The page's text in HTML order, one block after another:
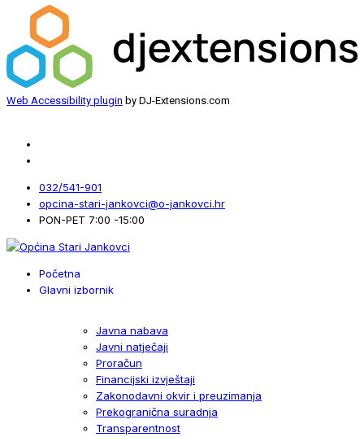
Web Accessibility plugin by DJ-Extensions.com
032/541-901
opcina-stari-jankovci@o-jankovci.hr
PON-PET 7:00 -15:00
Početna
Glavni izbornik
Javna nabava
Javni natječaji
Proračun
Financijski izvještaji
Zakonodavni okvir i preuzimanja
Prekogranična suradnja
Transparentnost